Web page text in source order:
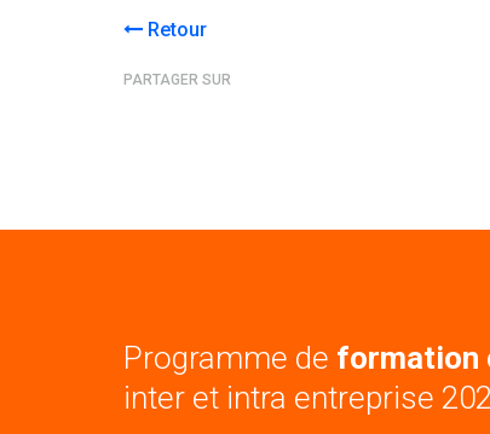
Retour
PARTAGER SUR
Programme de formation
inter et intra entreprise